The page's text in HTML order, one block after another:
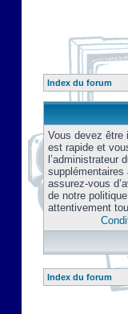
Index du forum
Vous devez être
est rapide et
l’administrateur
assurez-vous
de notre
attentivement
Index du forum